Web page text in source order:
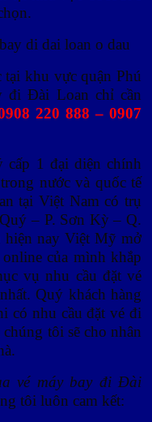
tại khu vực quận Phú
đi Đài Loan chỉ cần
220 888 – 0907
1 đại diện chính
nước và quốc tế
tại Việt Nam có trụ
– P. Sơn Kỳ – Q.
nay Việt Mỹ mở
của mình khắp
vụ nhu cầu đặt vé
Quý khách hàng
có nhu cầu đặt vé đi
tôi sẽ cho nhân
vé máy bay đi Đài
tôi luôn cam kết: